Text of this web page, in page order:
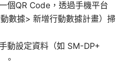
個QR Code，透過手機平台
動數據> 新增行動數據計畫）掃
動設定資料（如 SM-DP+
。